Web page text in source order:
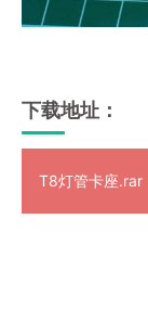
下载地址：
T8灯管卡座.rar